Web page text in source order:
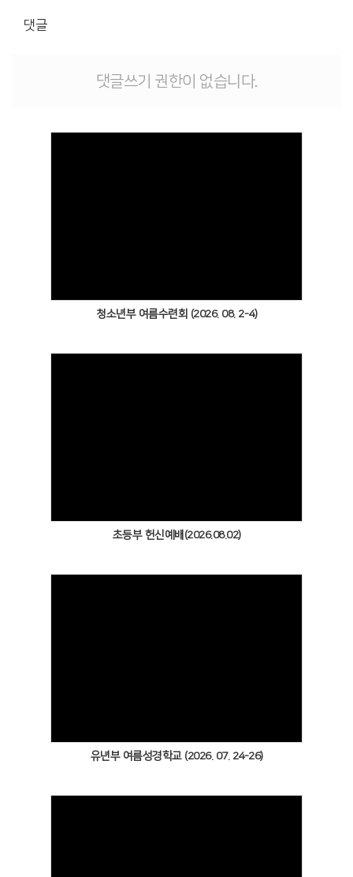
댓글
댓글쓰기 권한이 없습니다.
청소년부 여름수련회 (2026. 08. 2-4)
초등부 헌신예배(2026.08.02)
유년부 여름성경학교 (2026. 07. 24-26)